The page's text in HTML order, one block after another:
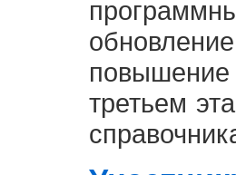
повышение
третьем